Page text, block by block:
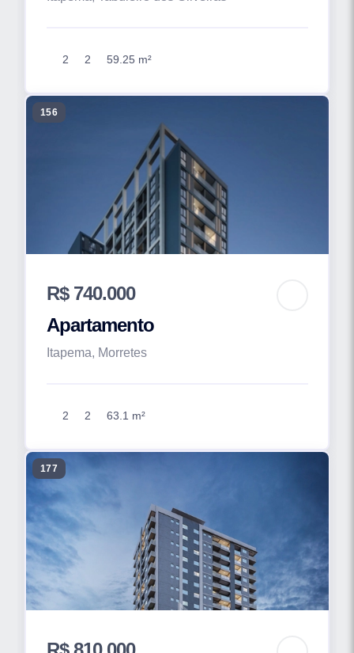
2 2 59.25 m²
156
R$ 740.000
Apartamento
Itapema, Morretes
2 2 63.1 m²
177